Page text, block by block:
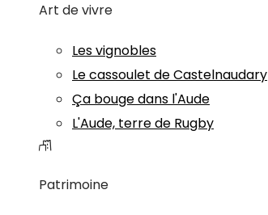
Art de vivre
Les vignobles
Le cassoulet de Castelnaudary
Ça bouge dans l'Aude
L'Aude, terre de Rugby
Patrimoine